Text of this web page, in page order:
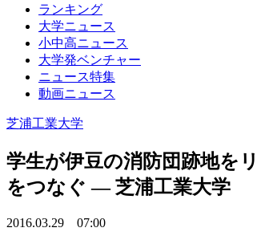
ランキング
大学ニュース
小中高ニュース
大学発ベンチャー
ニュース特集
動画ニュース
芝浦工業大学
学生が伊豆の消防団跡地を
をつなぐ — 芝浦工業大学
2016.03.29 07:00